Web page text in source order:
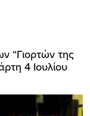
“Γιορτών της
4 Ιουλίου